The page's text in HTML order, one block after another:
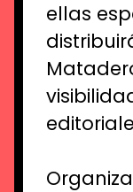
ellas
distr